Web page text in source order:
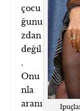
çocu
ğunu
zdan
değil
.
Onu
nla
aranı